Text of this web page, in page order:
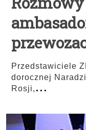
Przedstawiciele
dorocznej
Rosji,...